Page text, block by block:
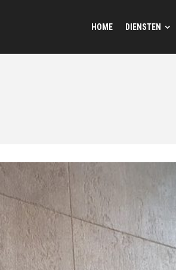
HOME DIENSTEN